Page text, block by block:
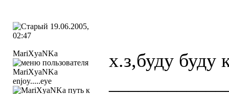
19.06.2005,
02:47
МariXyaNKa
enjoy.....eye
х.з,буду буду